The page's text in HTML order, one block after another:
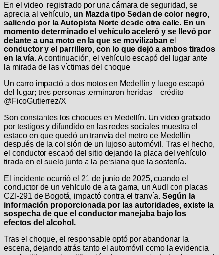
En el video, registrado por una cámara de seguridad, se
aprecia al vehículo, un Mazda tipo Sedan de color negro,
saliendo por la Autopista Norte desde otra calle. En un
momento determinado el vehículo aceleró y se llevó por
delante a una moto en la que se movilizaban el
conductor y el parrillero, con lo que dejó a ambos tirados
en la vía.A continuación, el vehículo escapó del lugar ante
la mirada de las víctimas del choque.
Un carro impactó a dos motos en Medellín y luego escapó
del lugar; tres personas terminaron heridas – crédito
@FicoGutierrez/X
Son constantes los choques en Medellín. Un video grabado
por testigos y difundido en las redes sociales muestra el
estado en que quedó un tranvía del metro de Medellín
después de la colisión de un lujoso automóvil. Tras el hecho,
el conductor escapó del sitio dejando la placa del vehículo
tirada en el suelo junto a la persiana que la sostenía.
El incidente ocurrió el 21 de junio de 2025, cuando el
conductor de un vehículo de alta gama, un Audi con placas
CZI-291 de Bogotá, impactó contra el tranvía. Según la
información proporcionada por las autoridades, existe la
sospecha de que el conductor manejaba bajo los
efectos del alcohol.
Tras el choque, el responsable optó por abandonar la
escena, dejando atrás tanto el automóvil como la evidencia